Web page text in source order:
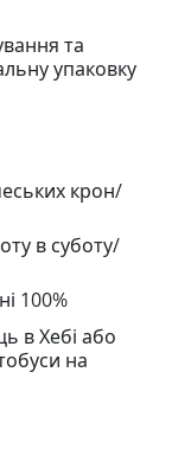
та
упаковку
крон/
в суботу/
100%
в Хебі або
на